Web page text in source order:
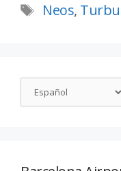
Neos,